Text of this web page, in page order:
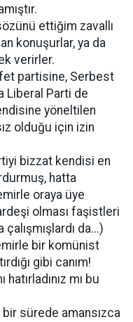
ettiğim zavallı
konuşurlar, ya da
verirler.
partisine, Serbest
Liberal Parti de
yöneltilen
olduğu için izin
bizzat kendisi en
hatta
oraya üye
olması faşistleri
da...)
bir komünist
gibi canım!
mı bu
sürede amansızca